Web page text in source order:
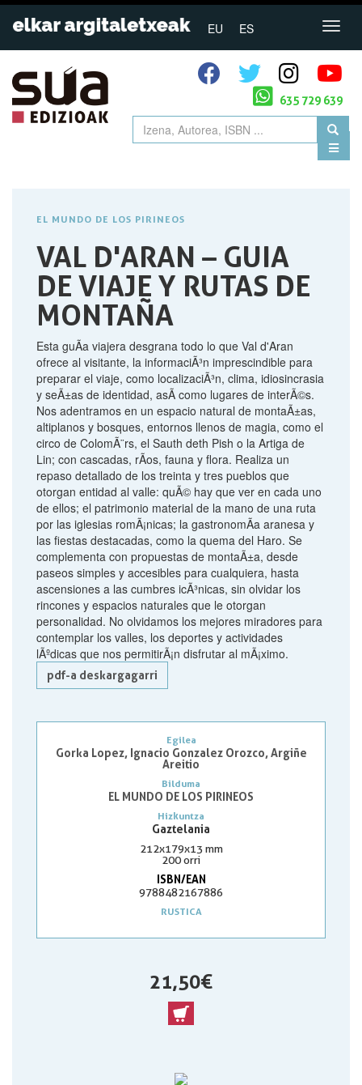
EU ES
635 729 639
EL MUNDO DE LOS PIRINEOS
VAL D'ARAN – GUIA
DE VIAJE Y RUTAS DE
MONTAÑA
Esta guÃ­a viajera desgrana todo lo que Val d'Aran
ofrece al visitante, la informaciÃ³n imprescindible para
preparar el viaje, como localizaciÃ³n, clima, idiosincrasia
y seÃ±as de identidad, asÃ­ como lugares de interÃ©s.
Nos adentramos en un espacio natural de montaÃ±as,
altiplanos y bosques, entornos llenos de magia, como el
circo de ColomÃ¨rs, el Sauth deth Pish o la Artiga de
Lin; con cascadas, rÃ­os, fauna y flora. Realiza un
repaso detallado de los treinta y tres pueblos que
otorgan entidad al valle: quÃ© hay que ver en cada uno
de ellos; el patrimonio material de la mano de una ruta
por las iglesias romÃ¡nicas; la gastronomÃ­a aranesa y
las fiestas destacadas, como la quema del Haro. Se
complementa con propuestas de montaÃ±a, desde
paseos simples y accesibles para cualquiera, hasta
ascensiones a las cumbres icÃ³nicas, sin olvidar los
rincones y espacios naturales que le otorgan
personalidad. No olvidamos los mejores miradores para
contemplar los valles, los deportes y actividades
lÃºdicas que nos permitirÃ¡n disfrutar al mÃ¡ximo.
pdf-a deskargagarri
Egilea
Gorka Lopez, Ignacio Gonzalez Orozco, Argiñe
Areitio
Bilduma
EL MUNDO DE LOS PIRINEOS
Hizkuntza
Gaztelania
212x179x13 mm
200 orri
ISBN/EAN
9788482167886
RUSTICA
21,50 €